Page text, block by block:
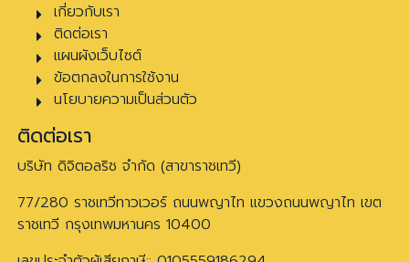
เกี่ยวกับเรา
ติดต่อเรา
แผนผังเว็บไซต์
ข้อตกลงในการใช้งาน
นโยบายความเป็นส่วนตัว
ติดต่อเรา
บริษัท ดิจิตอลริช จำกัด (สาขาราชเทวี)
77/280 ราชเทวีทาวเวอร์ ถนนพญาไท แขวงถนนพญาไท เขต
ราชเทวี กรุงเทพมหานคร 10400